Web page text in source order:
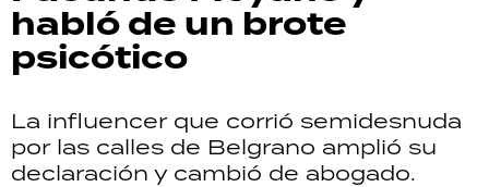
habló de un brote
psicótico
La influencer que corrió semidesnuda
por las calles de Belgrano amplió su
declaración y cambió de abogado.